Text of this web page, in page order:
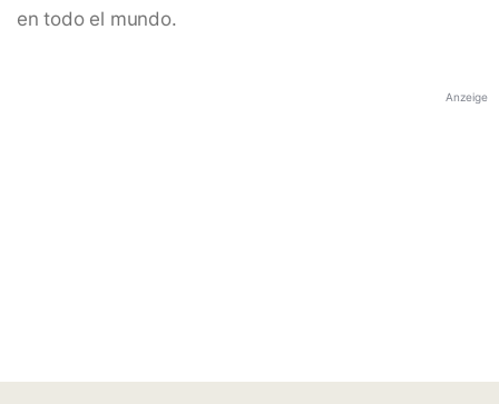
en todo el mundo.
Anzeige